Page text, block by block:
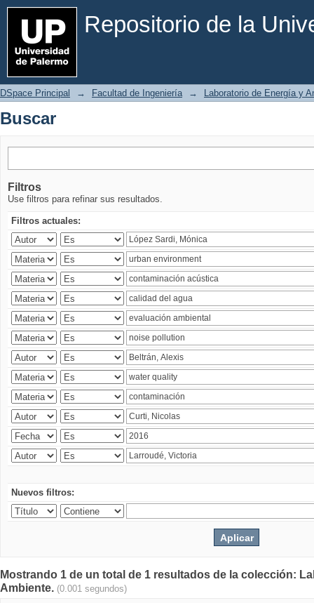
Repositorio de la
Buscar
DSpace Principal → Facultad de Ingeniería → Laboratorio de Energía y
Buscar
Filtros
Use filtros para refinar sus resultados.
Filtros actuales:
Nuevos filtros:
Mostrando 1 de un total de 1 resultados de la colección:
Ambiente. (0.001 segundos)